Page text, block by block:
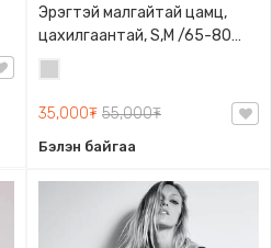
Эрэгтэй малгайтай цамц,
цахилгаантай, S,M /65-80
кг/, H&M, 0852614006,
Даавуу
35,000₮ 55,000₮
Бэлэн байгаа